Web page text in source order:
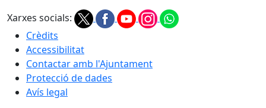
Xarxes socials:
Crèdits
Accessibilitat
Contactar amb l'Ajuntament
Protecció de dades
Avís legal